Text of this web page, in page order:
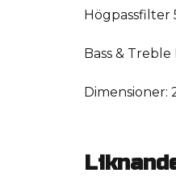
Högpassfilter
Bass & Treble
Dimensioner: